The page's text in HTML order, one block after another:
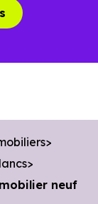
neuf